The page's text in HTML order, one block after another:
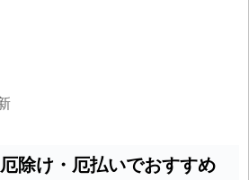
除け・厄払いでおすすめ